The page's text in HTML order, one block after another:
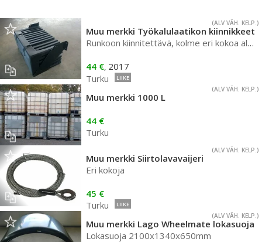
(ALV VÄH. KELP.)
Muu merkki Työkalulaatikon kiinnikkeet
Runkoon kiinnitettävä, kolme eri kokoa alk. 35€
44 €, 2017
Turku
LIIKE
(ALV VÄH. KELP.)
Muu merkki 1000 L
44 €
Turku
(ALV VÄH. KELP.)
Muu merkki Siirtolavavaijeri
Eri kokoja
45 €
Turku
LIIKE
(ALV VÄH. KELP.)
Muu merkki Lago Wheelmate lokasuoja
Lokasuoja 2100x1340x650mm